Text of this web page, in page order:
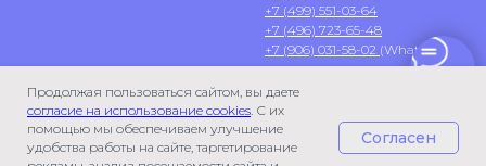
Продолжая пользоваться сайтом, вы даете
согласие на использование cookies. С их
помощью мы обеспечиваем улучшение
удобства работы на сайте, таргетирование
Согласен
+7 (499) 551-03-64
+7 (496) 723-65-48
+7 (906) 031-58-02 (WhatsApp)